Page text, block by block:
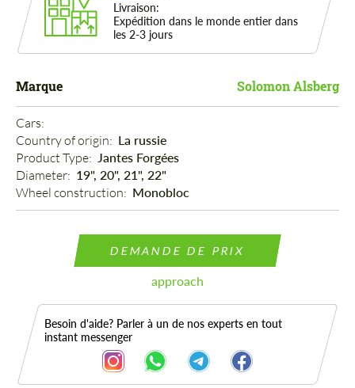
Livraison:
Expédition dans le monde entier dans
les 2-3 jours
Marque Solomon Alsberg
Cars:
Country of origin: La russie
Product Type: Jantes Forgées
Diameter: 19", 20", 21", 22"
Wheel construction: Monobloc
DEMANDE DE PRIX
approach
Besoin d'aide? Parler à un de nos experts en tout
instant messenger